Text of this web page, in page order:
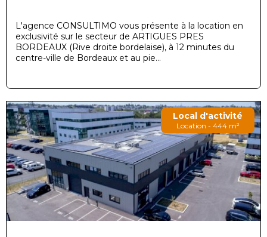
L'agence CONSULTIMO vous présente à la location en
exclusivité sur le secteur de ARTIGUES PRES
BORDEAUX (Rive droite bordelaise), à 12 minutes du
centre-ville de Bordeaux et au pie...
Local d'activité
Location - 444 m²